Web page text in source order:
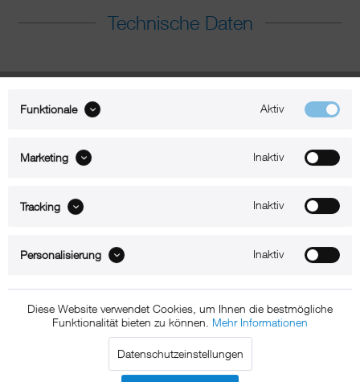
Technische Daten
Beschreibung
Funktionale Aktiv
Marketing Inaktiv
Tracking Inaktiv
Personalisierung Inaktiv
Diese Website verwendet Cookies, um Ihnen die bestmögliche
Funktionalität bieten zu können. Mehr Informationen
Datenschutzeinstellungen